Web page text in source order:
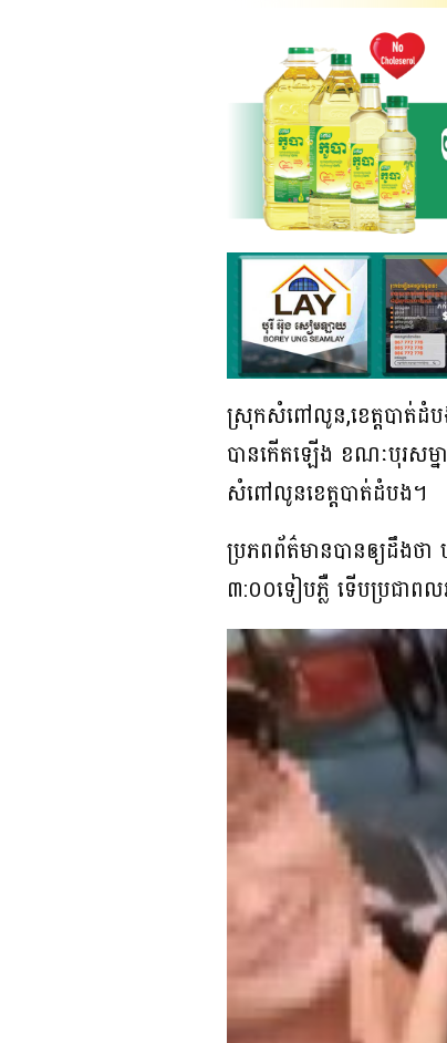
ស្រុកសំពៅលូន,ខេត្តបាត់ដំប
បានកើតឡើង ខណៈបុរសម្ន
សំពៅលូនខេត្តបាត់ដំបង។
ប្រភពព័ត៌មានបានឲ្យដឹង
៣:០០ទៀបភ្លឺ ទើបប្រជា